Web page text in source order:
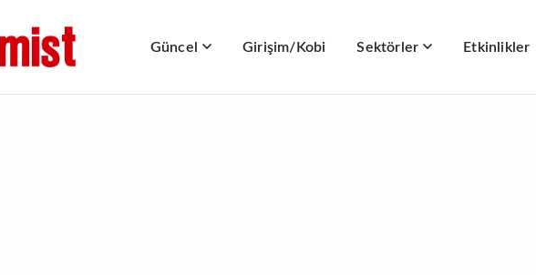
Güncel Girişim/Kobi Sektörler Etkinlikler